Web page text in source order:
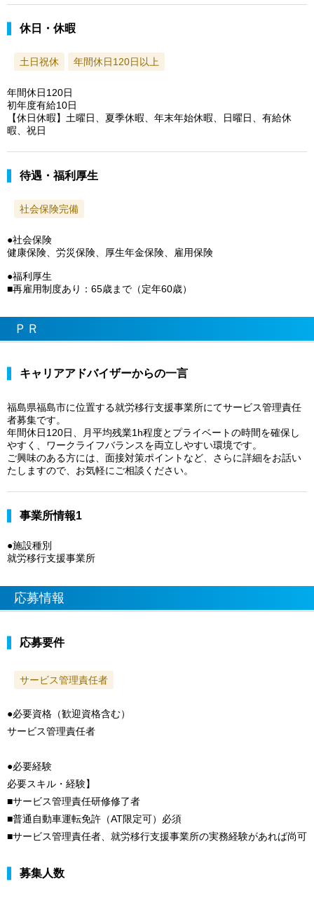
休日・休暇
土日祝休 年間休日120日以上
年間休日120日
初年度有給10日
【休日休暇】土曜日、夏季休暇、年末年始休暇、日曜日、有給休
暇、祝日
待遇・福利厚生
社会保険完備
●社会保険
健康保険、労災保険、厚生年金保険、雇用保険
●福利厚生
■再雇用制度あり：65歳まで（定年60歳）
ＰＲ
キャリアアドバイザーからの一言
福島県福島市に位置する就労移行支援事業所にてサービス管理責任
者募集です。
年間休日120日、月平均残業1h程度とプライベートの時間を確保し
やすく、ワークライフバランスを両立しやすい環境です。
ご興味のある方には、面接対策ポイントなど、さらに詳細をお話い
たしますので、お気軽にご相談ください。
事業所情報1
●施設種別
就労移行支援事業所
応募情報
応募要件
サービス管理責任者
●必要資格（歓迎資格含む）
サービス管理責任者
●必要経験
必要スキル・経験】
■サービス管理責任研修修了者
■普通自動車運転免許（AT限定可）必須
■サービス管理責任者、就労移行支援事業所の実務経験があれば尚可
募集人数